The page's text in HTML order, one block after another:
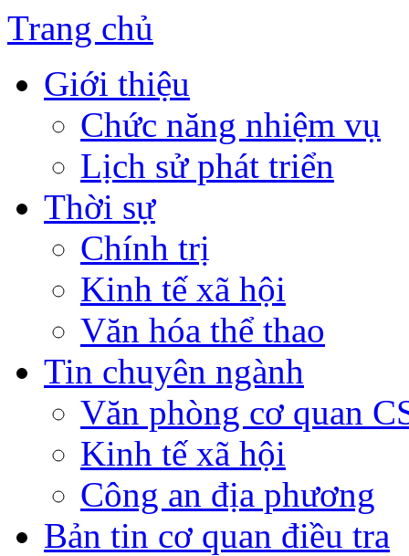
Trang chủ
Giới thiệu
Chức năng nhiệm vụ
Lịch sử phát triển
Thời sự
Chính trị
Kinh tế xã hội
Văn hóa thể thao
Tin chuyên ngành
Văn phòng cơ quan
Kinh tế xã hội
Công an địa phương
Bản tin cơ quan điều tra